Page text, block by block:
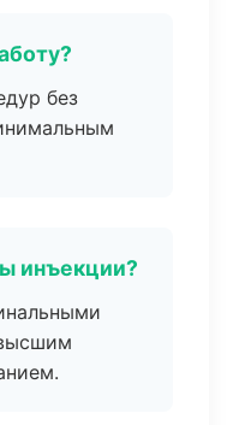
без
инъекции?